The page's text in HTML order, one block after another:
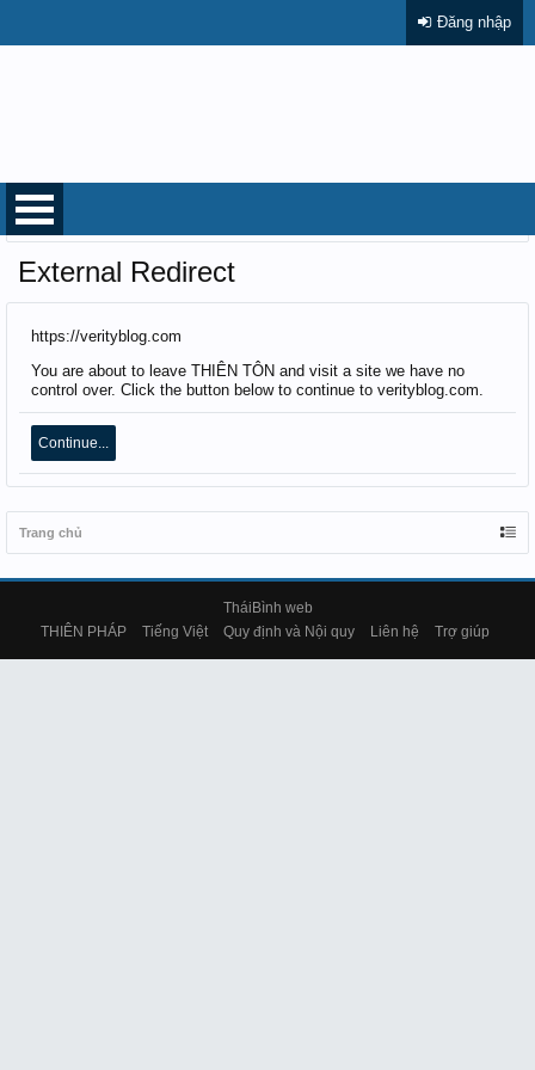
Đăng nhập
Trang chủ
External Redirect
https://verityblog.com
You are about to leave THIÊN TÔN and visit a site we have no
control over. Click the button below to continue to verityblog.com.
Continue...
Trang chủ
TháiBình web
THIÊN PHÁP
Tiếng Việt Quy định và Nội quy Liên hệ Trợ giúp